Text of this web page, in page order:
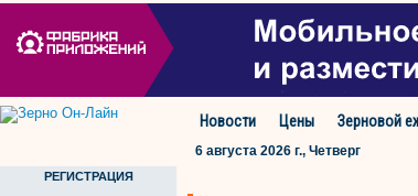
Новости Цены Зерновой
6 августа 2026 г., Четверг
РЕГИСТРАЦИЯ